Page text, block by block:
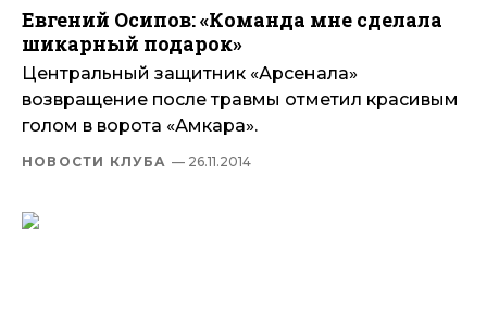
Евгений Осипов: «Команда мне сделала
шикарный подарок»
Центральный защитник «Арсенала»
возвращение после травмы отметил красивым
голом в ворота «Амкара».
НОВОСТИ КЛУБА — 26.11.2014